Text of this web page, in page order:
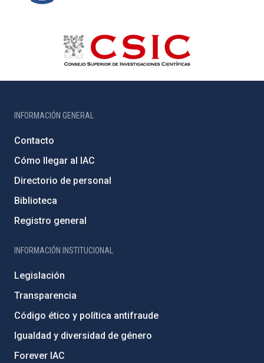
INFORMACIÓN GENERAL
Contacto
Cómo llegar al IAC
Directorio de personal
Biblioteca
Registro general
INFORMACIÓN INSTITUCIONAL
Legislación
Transparencia
Código ético y política antifraude
Igualdad y diversidad de género
Forever IAC